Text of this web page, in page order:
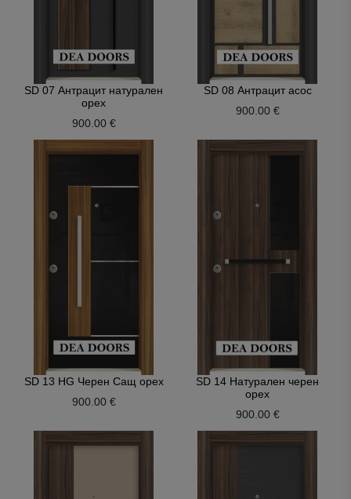
SD 07 Антрацит натурален
орех
900.00 €
SD 08 Антрацит асос
900.00 €
SD 13 HG Черен Сащ орех
900.00 €
SD 14 Натурален черен
орех
900.00 €